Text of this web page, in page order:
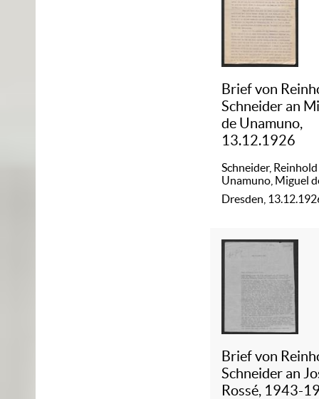
Brief von
Schneider an
de Unamuno,
13.12.1926
Schneider, Reinhold
Unamuno, Miguel
Dresden,
Brief von
Schneider an
Rossé, 1943-